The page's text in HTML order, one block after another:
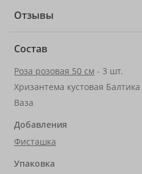
Отзывы
Состав
Роза розовая 50 см - 3 шт.
Хризантема кустовая
Ваза
Добавления
Фисташка
Упаковка